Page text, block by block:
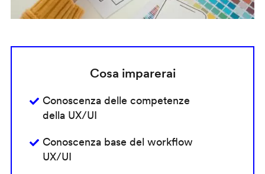
Cosa imparerai
Conoscenza delle competenze
della UX/UI
Conoscenza base del workflow
UX/UI